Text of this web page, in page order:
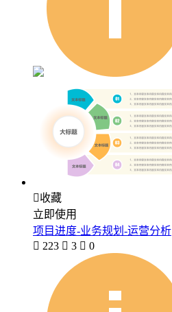
收藏
立即使用
项目进度-业务规划-运营分析
 223  3  0